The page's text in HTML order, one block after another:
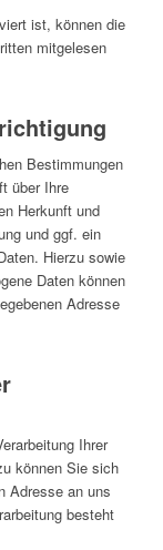
ist, können die
mitgelesen
Bestimmungen
über Ihre
Herkunft und
und ggf. ein
Hierzu sowie
Daten können
Adresse
Ihrer
können Sie sich
Adresse an uns
besteht